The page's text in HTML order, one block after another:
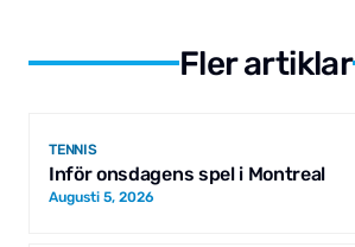
Fler artiklar
TENNIS
Inför onsdagens spel i Montreal
Augusti 5, 2026